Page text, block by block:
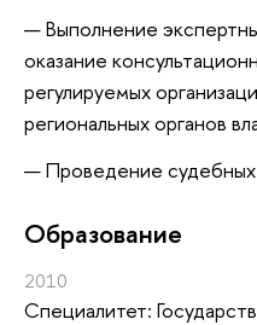
Выполнение
оказание
регулируемых
региональных органов
Проведение судебных
Oбразование
2010
Специалитет: